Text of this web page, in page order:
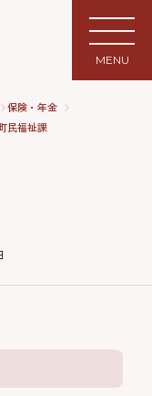
MENU
保険・年金
民福祉課